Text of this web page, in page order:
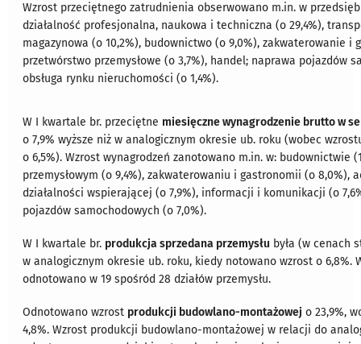
Wzrost przeciętnego zatrudnienia obserwowano m.in. w
działalność profesjonalna, naukowa i techniczna (o 29,4%),
magazynowa (o 10,2%), budownictwo (o 9,0%), zakwaterowanie i
przetwórstwo przemysłowe (o 3,7%), handel; naprawa pojazdów
obsługa rynku nieruchomości (o 1,4%).
W I kwartale br. przeciętne miesięczne wynagrodzenie brutto w
o 7,9% wyższe niż w analogicznym okresie ub. roku (wobec
o 6,5%). Wzrost wynagrodzeń zanotowano m.in. w: budownictwie
przemysłowym (o 9,4%), zakwaterowaniu i gastronomii (o 8,0%),
działalności wspierającej (o 7,9%), informacji i komunikacji (o
pojazdów samochodowych (o 7,0%).
W I kwartale br. produkcja sprzedana przemysłu była (w cenach
w analogicznym okresie ub. roku, kiedy notowano wzrost o 6,8%.
odnotowano w 19 spośród 28 działów przemysłu.
Odnotowano wzrost produkcji budowlano-montażowej o 23,9%,
4,8%. Wzrost produkcji budowlano-montażowej w relacji do